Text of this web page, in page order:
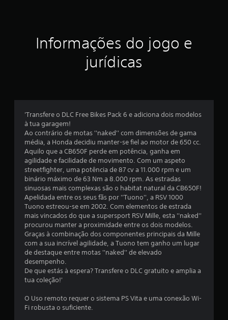
e
s
e
m
o
t
l
d
Informações do jogo e
jurídicas
'Transfere o DLC Free Bikes Pack 6 e adiciona dois modelos
à tua garagem!
Ao contrário de motas ''naked'' com dimensões de gama
média, a Honda decidiu manter-se fiel ao motor de 650 cc.
Aquilo que a CB650F perde em potência, ganha em
agilidade e facilidade de movimento. Com um aspeto
streetfighter, uma potência de 87 cv a 11.000 rpm e um
binário máximo de 63 Nm a 8.000 rpm. As estradas
sinuosas mais complexas são o habitat natural da CB650F!
Apelidada entre os seus fãs por ''Tuono'', a RSV 1000
Tuono estreou-se em 2002. Com elementos de estrada
mais vincados do que a supersport RSV Mille, esta ''naked''
procurou manter a proximidade entre os dois modelos.
Graças à combinação dos componentes principais da Mille
com a sua incrível agilidade, a Tuono tem ganho um lugar
de destaque entre motas ''naked'' de elevado
desempenho.
De que estás à espera? Transfere o DLC gratuito e amplia a
tua coleção!'
O Uso remoto requer o sistema PS Vita e uma conexão Wi-
Fi robusta o suficiente.